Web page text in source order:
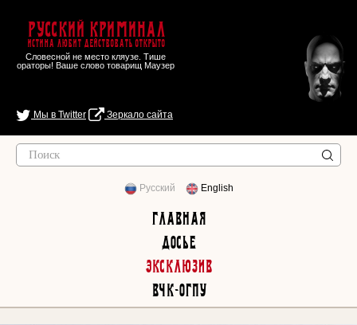
Русский Криминал
Истина любит действовать открыто
Словесной не место кляузе. Тише
ораторы! Ваше слово товарищ Маузер
Мы в Twitter Зеркало сайта
Русский English
Главная
Досье
Эксклюзив
ВЧК-ОГПУ